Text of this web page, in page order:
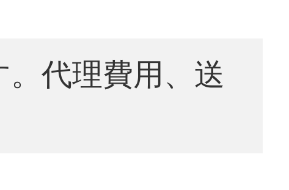
代理費用、送